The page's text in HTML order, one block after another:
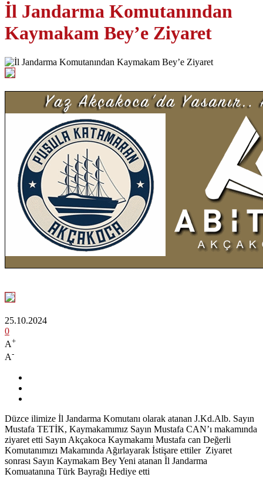
İl Jandarma Komutanından
Kaymakam Bey’e Ziyaret
25.10.2024
0
A+
A-
Düzce ilimize İl Jandarma Komutanı olarak atanan J.Kd.Alb. Sayın
Mustafa TETİK, Kaymakamımız Sayın Mustafa CAN’ı makamında
ziyaret etti Sayın Akçakoca Kaymakamı Mustafa can Değerli
Komutanımızı Makamında Ağırlayarak İstişare ettiler Ziyaret
sonrası Sayın Kaymakam Bey Yeni atanan İl Jandarma
Komuatanına Türk Bayrağı Hediye etti